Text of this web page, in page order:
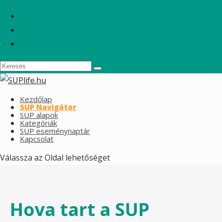
Kezdőlap
SUP Navigátor
SUP alapok
Kategóriák
SUP eseménynaptár
Kapcsolat
Válassza az Oldal lehetőséget
Hova tart a SUP